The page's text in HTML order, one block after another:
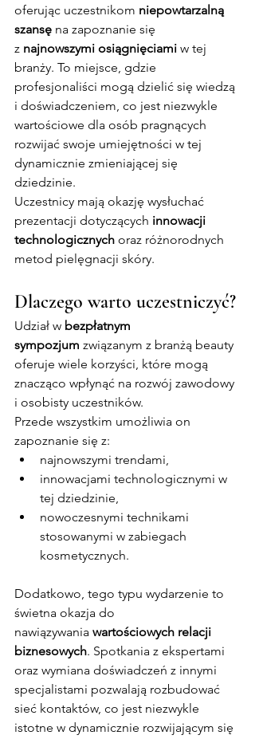
oferując uczestnikom niepowtarzalną
szansę na zapoznanie się
z najnowszymi osiągnięciami w tej
branży. To miejsce, gdzie
profesjonaliści mogą dzielić się wiedzą
i doświadczeniem, co jest niezwykle
wartościowe dla osób pragnących
rozwijać swoje umiejętności w tej
dynamicznie zmieniającej się
dziedzinie.
Uczestnicy mają okazję wysłuchać
prezentacji dotyczących innowacji
technologicznych oraz różnorodnych
metod pielęgnacji skóry.
Dlaczego warto uczestniczyć?
Udział w bezpłatnym
sympozjum związanym z branżą beauty
oferuje wiele korzyści, które mogą
znacząco wpłynąć na rozwój zawodowy
i osobisty uczestników.
Przede wszystkim umożliwia on
zapoznanie się z:
najnowszymi trendami,
innowacjami technologicznymi w
tej dziedzinie,
nowoczesnymi technikami
stosowanymi w zabiegach
kosmetycznych.
Dodatkowo, tego typu wydarzenie to
świetna okazja do
nawiązywania wartościowych relacji
biznesowych. Spotkania z ekspertami
oraz wymiana doświadczeń z innymi
specjalistami pozwalają rozbudować
sieć kontaktów, co jest niezwykle
istotne w dynamicznie rozwijającym się